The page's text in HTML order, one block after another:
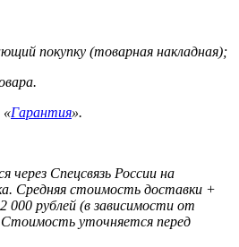
покупку (товарная накладная);
«Гарантия».
через Спецсвязь России на
Средняя стоимость доставки +
000 рублей (в зависимости от
Стоимость уточняется перед